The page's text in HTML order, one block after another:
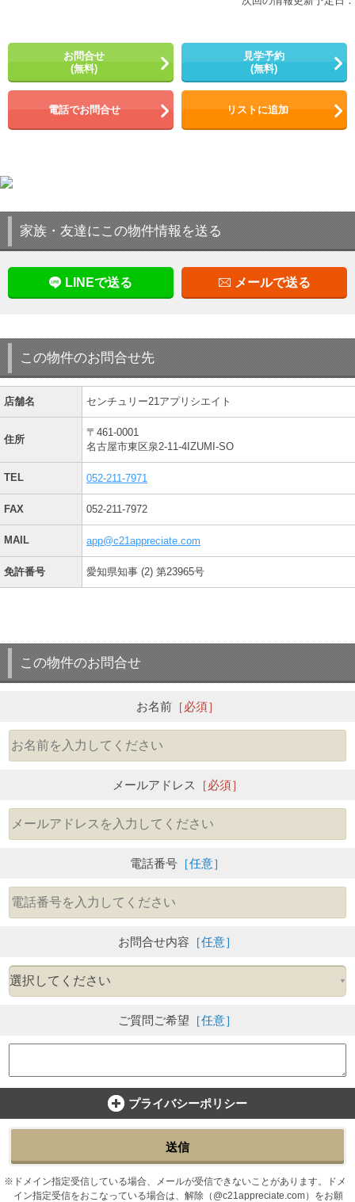
お問合せ
(無料)
見学予約
(無料)
電話でお問合せ リストに追加
家族・友達にこの物件情報を送る
LINEで送る メールで送る
この物件のお問合せ先
店舗名 センチュリー21アプリシエイト
住所
〒461-0001
名古屋市東区泉2-11-4IZUMI-SO
TEL 052-211-7971
FAX 052-211-7972
MAIL app@c21appreciate.com
免許番号 愛知県知事 (2) 第23965号
この物件のお問合せ
お名前［必須］
メールアドレス ［必須］
電話番号 ［任意］
お問合せ内容 ［任意］
ご質問ご希望 ［任意］
プライバシーポリシー
送信
ドメイン指定受信している場合、メールが受信できないことがあります。ドメ
イン指定受信をおこなっている場合は、解除（@c21appreciate.com）をお願